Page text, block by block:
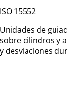
ISO 15552
Unidades de
sobre cilindros y
y desviaciones